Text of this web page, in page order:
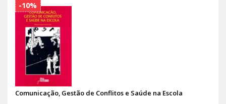
Comunicação, Gestão de Conflitos e Saúde na Escola
-10%